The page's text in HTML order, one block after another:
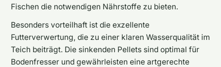
Fischen die notwendigen Nährstoffe zu bieten.
Besonders vorteilhaft ist die exzellente
Futterverwertung, die zu einer klaren Wasserqualität im
Teich beiträgt. Die sinkenden Pellets sind optimal für
Bodenfresser und gewährleisten eine artgerechte